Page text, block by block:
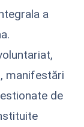
a
manifestări
de